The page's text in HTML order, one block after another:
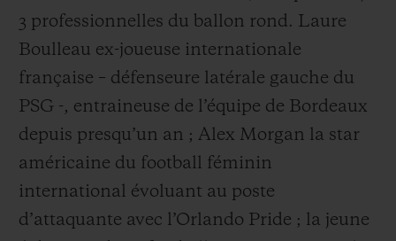
3 professionnelles du ballon rond. Laure
Boulleau ex-joueuse internationale
française – défenseure latérale gauche du
PSG -, entraineuse de l’équipe de Bordeaux
depuis presqu’un an ; Alex Morgan la star
américaine du football féminin
international évoluant au poste
d’attaquante avec l’Orlando Pride ; la jeune